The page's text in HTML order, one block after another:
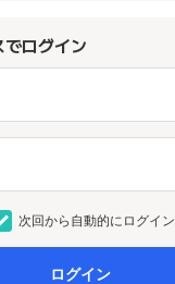
ログイン
次回から自動的にログイン
ログイン